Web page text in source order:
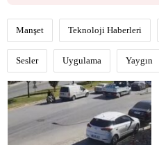
Manşet Teknoloji Haberleri
Sesler Uygulama Yaygın